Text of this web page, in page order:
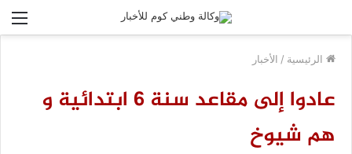
الرئيسية / الأخبار
عادوا إلى مقاعد سنة 6 ابتدائية و
هم شيوخ